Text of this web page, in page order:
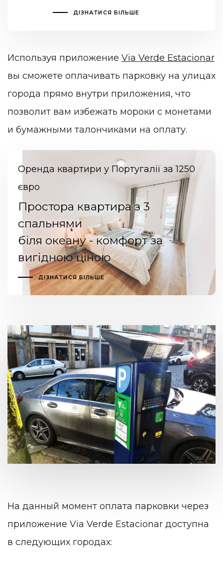
ДІЗНАТИСЯ БІЛЬШЕ
Используя приложение Via Verde Estacionar
вы сможете оплачивать парковку на улицах
города прямо внутри приложения, что
позволит вам избежать мороки с монетами
и бумажными талончиками на оплату.
Оренда квартири у Португалії за 1250
євро
Простора квартира з 3
спальнями
біля океану - комфорт за
вигідною ціною
ДІЗНАТИСЯ БІЛЬШЕ
На данный момент оплата парковки через
приложение Via Verde Estacionar доступна
в следующих городах: